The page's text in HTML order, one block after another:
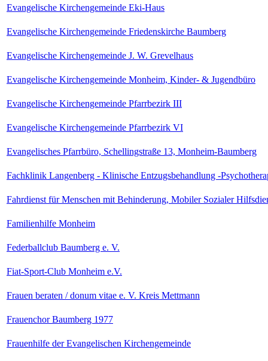
Evangelische Kirchengemeinde Eki-Haus
Evangelische Kirchengemeinde Friedenskirche Baumberg
Evangelische Kirchengemeinde J. W. Grevelhaus
Evangelische Kirchengemeinde Monheim, Kinder- & Jugendbüro
Evangelische Kirchengemeinde Pfarrbezirk III
Evangelische Kirchengemeinde Pfarrbezirk VI
Evangelisches Pfarrbüro, Schellingstraße 13, Monheim-Baumberg
Fachklinik Langenberg - Klinische Entzugsbehandlung -
Fahrdienst für Menschen mit Behinderung, Mobiler Sozialer
Familienhilfe Monheim
Federballclub Baumberg e. V.
Fiat-Sport-Club Monheim e.V.
Frauen beraten / donum vitae e. V. Kreis Mettmann
Frauenchor Baumberg 1977
Frauenhilfe der Evangelischen Kirchengemeinde